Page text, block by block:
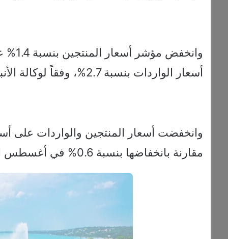
أسعار الواردات بنسبة 2.7%، وفقاً لوكالة الأنباء الألمانية “د ب أ”.
مقارنة بانخفاضها بنسبة 0.6% في أغسطس الماضي.